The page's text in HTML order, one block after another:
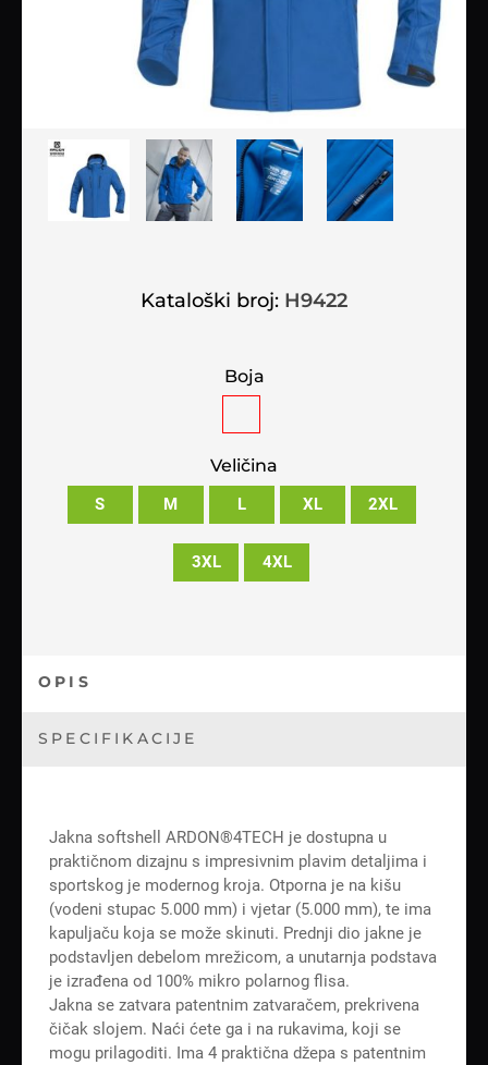
Kataloški broj: H9422
Boja
Veličina
S M L XL 2XL
3XL 4XL
OPIS
SPECIFIKACIJE
Jakna softshell ARDON®4TECH je dostupna u
praktičnom dizajnu s impresivnim plavim detaljima i
sportskog je modernog kroja. Otporna je na kišu
(vodeni stupac 5.000 mm) i vjetar (5.000 mm), te ima
kapuljaču koja se može skinuti. Prednji dio jakne je
podstavljen debelom mrežicom, a unutarnja podstava
je izrađena od 100% mikro polarnog flisa.
Jakna se zatvara patentnim zatvaračem, prekrivena
čičak slojem. Naći ćete ga i na rukavima, koji se
mogu prilagoditi. Ima 4 praktična džepa s patentnim